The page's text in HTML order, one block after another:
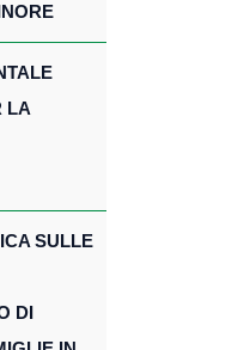
LA
SULLE
DI